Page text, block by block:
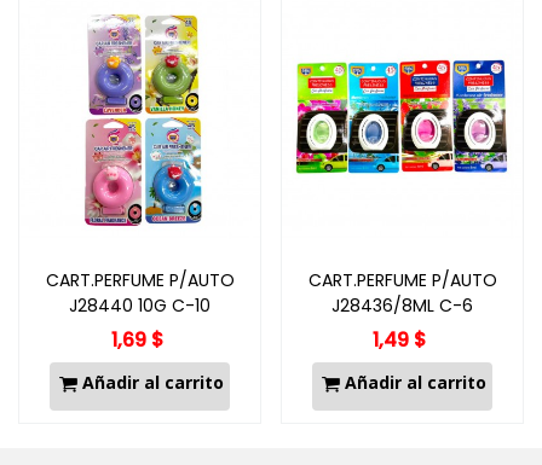
CART.PERFUME P/AUTO
J28440 10G C-10
1,69 $
Añadir al carrito
CART.PERFUME P/AUTO
J28436/8ML C-6
1,49 $
Añadir al carrito